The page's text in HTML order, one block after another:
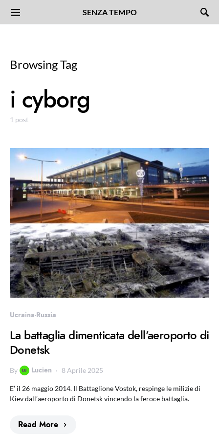
SENZA TEMPO
Browsing Tag
i cyborg
1 post
Ucraina-Russia
La battaglia dimenticata dell’aeroporto di
Donetsk
By Lucien 8 Aprile 2025
E’ il 26 maggio 2014. Il Battaglione Vostok, respinge le milizie di
Kiev dall’aeroporto di Donetsk vincendo la feroce battaglia.
Read More